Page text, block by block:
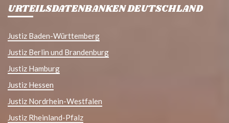
URTEILSDATENBANKEN DEUTSCHLAND
Justiz Baden-Württemberg
Justiz Berlin und Brandenburg
Justiz Hamburg
Justiz Hessen
Justiz Nordrhein-Westfalen
Justiz Rheinland-Pfalz